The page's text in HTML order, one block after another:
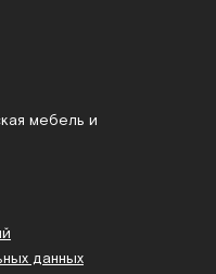
мебель и
данных